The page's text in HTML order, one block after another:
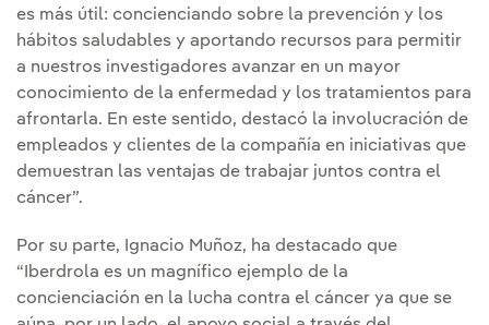
es más útil: concienciando sobre la prevención y los
hábitos saludables y aportando recursos para permitir
a nuestros investigadores avanzar en un mayor
conocimiento de la enfermedad y los tratamientos para
afrontarla. En este sentido, destacó la involucración de
empleados y clientes de la compañía en iniciativas que
demuestran las ventajas de trabajar juntos contra el
cáncer”.
Por su parte, Ignacio Muñoz, ha destacado que
“Iberdrola es un magnífico ejemplo de la
concienciación en la lucha contra el cáncer ya que se